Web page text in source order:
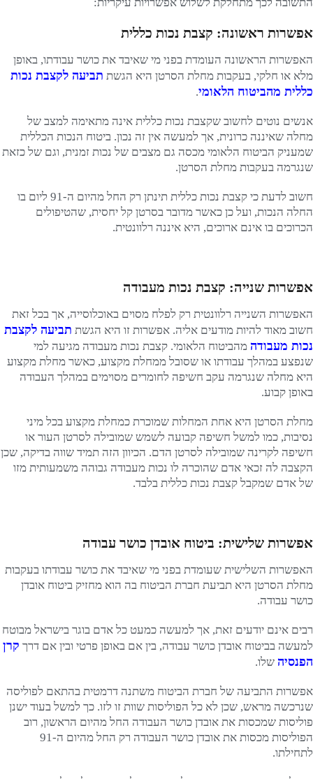
התשובה לכך מתחלקת לשלוש אפשרויות עיקריות:
אפשרות ראשונה: קצבת נכות כללית
האפשרות הראשונה העומדת בפני מי שאיבד את כושר עבודתו, באופן
מלא או חלקי, בעקבות מחלת הסרטן היא הגשת תביעה לקצבת נכות
כללית מהביטוח הלאומי.
אנשים נוטים לחשוב שקצבת נכות כללית אינה מתאימה למצב של
מחלה שאיננה כרונית, אך למעשה אין זה נכון. ביטוח הנכות הכללית
שמעניק הביטוח הלאומי מכסה גם מצבים של נכות זמנית, וגם של כזאת
שנגרמה בעקבות מחלת הסרטן.
חשוב לדעת כי קצבת נכות כללית תינתן רק החל מהיום ה-91 ליום בו
החלה הנכות, ועל כן כאשר מדובר בסרטן קל יחסית, שהטיפולים
הכרוכים בו אינם ארוכים, היא איננה רלוונטית.
אפשרות שנייה: קצבת נכות מעבודה
האפשרות השנייה רלוונטית רק לפלח מסוים באוכלוסייה, אך בכל זאת
חשוב מאוד להיות מודעים אליה. אפשרות זו היא הגשת תביעה לקצבת
נכות מעבודה מהביטוח הלאומי. קצבת נכות מעבודה מגיעה למי
שנפצע במהלך עבודתו או שסובל ממחלת מקצוע, כאשר מחלת מקצוע
היא מחלה שנגרמה עקב חשיפה לחומרים מסוימים במהלך העבודה
באופן קבוע.
מחלת הסרטן היא אחת המחלות שמוכרת כמחלת מקצוע בכל מיני
נסיבות, כמו למשל חשיפה קבועה לשמש שמובילה לסרטן העור או
חשיפה לקרינה שמובילה לסרטן הדם. הכיוון הזה תמיד שווה בדיקה, שכן
הקצבה לה זכאי אדם שהוכרה לו נכות מעבודה גבוהה משמעותית מזו
של אדם שמקבל קצבת נכות כללית בלבד.
אפשרות שלישית: ביטוח אובדן כושר עבודה
האפשרות השלישית שעומדת בפני מי שאיבד את כושר עבודתו בעקבות
מחלת הסרטן היא תביעת חברת הביטוח בה הוא מחזיק ביטוח אובדן
כושר עבודה.
רבים אינם יודעים זאת, אך למעשה כמעט כל אדם בוגר בישראל מבוטח
למעשה בביטוח אובדן כושר עבודה, בין אם באופן פרטי ובין אם דרך קרן
הפנסיה שלו.
אפשרות התביעה של חברת הביטוח משתנה דרמטית בהתאם לפוליסה
שנרכשה מראש, שכן לא כל הפוליסות שוות זו לזו. כך למשל בעוד ישנן
פוליסות שמכסות את אובדן כושר העבודה החל מהיום הראשון, רוב
הפוליסות מכסות את אובדן כושר העבודה רק החל מהיום ה-91
לתחילתו.